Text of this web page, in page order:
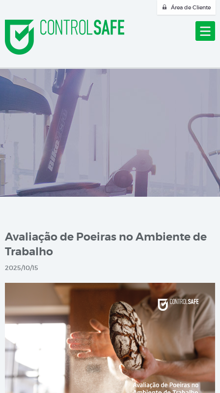
Área de Cliente
Avaliação de Poeiras no Ambiente de
Trabalho
2025/10/15